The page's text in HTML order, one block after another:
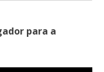
para a